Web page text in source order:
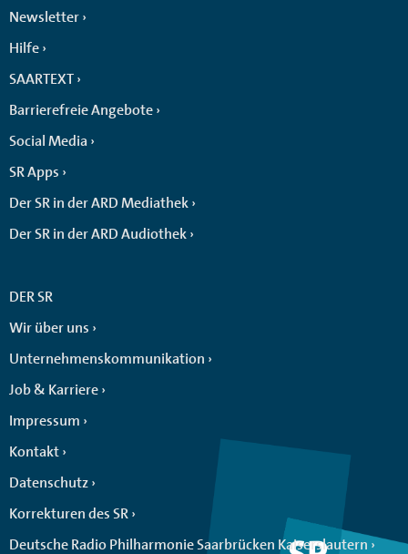
Newsletter
Hilfe
SAARTEXT
Barrierefreie Angebote
Social Media
SR Apps
Der SR in der ARD Mediathek
Der SR in der ARD Audiothek
DER SR
Wir über uns
Unternehmenskommunikation
Job & Karriere
Impressum
Kontakt
Datenschutz
Korrekturen des SR
Deutsche Radio Philharmonie Saarbrücken Kaiserslautern